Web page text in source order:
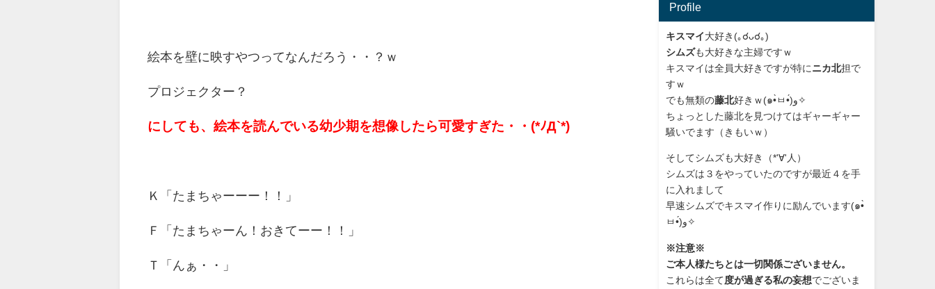
絵本を壁に映すやつってなんだろう・・？ｗ
プロジェクター？
にしても、絵本を読んでいる幼少期を想像したら可愛すぎた・・(*ﾉД`*)
Ｋ「たまちゃーーー！！」
Ｆ「たまちゃーん！おきてーー！！」
Ｔ「んぁ・・」
Profile
キスマイ大好き(｡☌ᴗ☌｡)
シムズも大好きな主婦ですｗ
キスマイは全員大好きですが特にニカ北担で
すｗ
でも無類の藤北
好きｗ(๑•̀ㅂ•́)و✧
ちょっとした藤北を見つけてはギャーギャー
騒いでます（きもいｗ）
そしてシムズも大好き（*'∀'人）
シムズは３をやっていたのですが最近４を手
に入れまして
早速シムズでキスマイ作りに励んでいます(๑•̀
ㅂ•́)و✧
※注意※
ご本人様たちとは一切関係ございません。
これらは全て度が過ぎる私の妄想でございま